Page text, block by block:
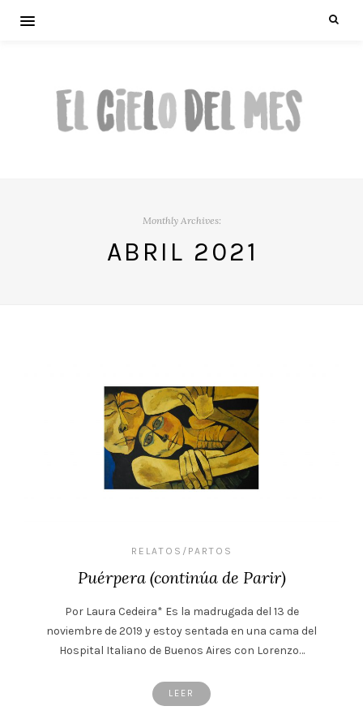
Monthly Archives:
ABRIL 2021
RELATOS/PARTOS
Puérpera (continúa de Parir)
Por Laura Cedeira* Es la madrugada del 13 de
noviembre de 2019 y estoy sentada en una cama del
Hospital Italiano de Buenos Aires con Lorenzo…
LEER